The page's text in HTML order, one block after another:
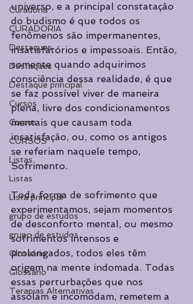
Curadoria
CURADORIA
Destaques
Destaques
Destaque principal
Cursos
Cursos
CURSOS
Listas
Listas
Lista principal
grupo de estudos
grupo de estudos
Glossário
Glossário
Terapias Alternativas
universo, e a principal constatação
do budismo é que todos os
fenômenos são impermanentes,
insatisfatórios e impessoais. Então,
somente quando adquirimos
consciência dessa realidade, é que
se faz possível viver de maneira
plena, livre dos condicionamentos
mentais que causam toda
insatisfação, ou, como os antigos
se referiam naquele tempo,
Sofrimento.
Toda forma de sofrimento que
experimentamos, sejam momentos
de desconforto mental, ou mesmo
sofrimentos intensos e
prolongados, todos eles têm
origem na mente indomada. Todas
essas perturbações que nos
assolam e incomodam, remetem a